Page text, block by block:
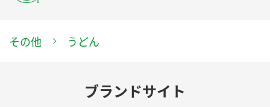
その他 うどん
ブランドサイト